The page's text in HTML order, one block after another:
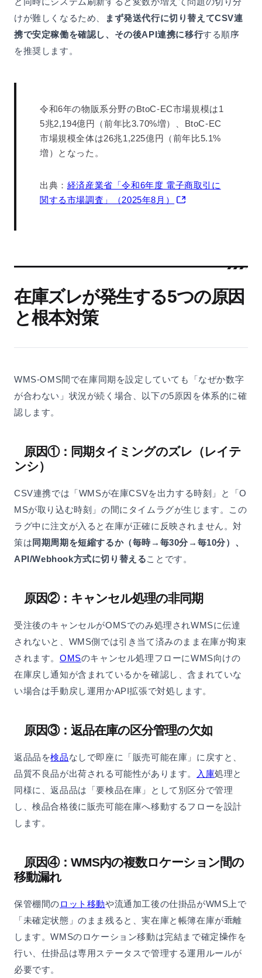
けが難しくなるため、
まず発送代行に切り替えてCSV連
携で安定稼働を確認し、その後API連携に移行する順序
を推奨します。
令和6年の物販系分野のBtoC-EC市場規模は1
5兆2,194億円（前年比3.70%増）、BtoC-EC
市場規模全体は26兆1,225億円（前年比5.1%
増）となった。
出典： 経済産業省「令和6年度 電子商取引に
関する市場調査」（2025年8月）
在庫ズレが発生する5つの原因
と根本対策
WMS-OMS間で在庫同期を設定していても「なぜか数字
が合わない」状況が続く場合、以下の5原因を体系的に確
認します。
原因①：同期タイミングのズレ（レイテ
ンシ）
CSV連携では「WMSが在庫CSVを出力する時刻」と「O
MSが取り込む時刻」の間にタイムラグが生じます。この
ラグ中に注文が入ると在庫が正確に反映されません。対
策は 同期周期を短縮するか（毎時→毎30分→毎10分）、
API/Webhook方式に切り替えることです。
原因②：キャンセル処理の非同期
受注後のキャンセルがOMSでのみ処理されWMSに伝達
されないと、WMS側では引き当て済みのまま在庫が拘束
されます。 OMSのキャンセル処理フローにWMS向けの
在庫戻し通知が含まれているかを確認し、含まれていな
い場合は手動戻し運用かAPI拡張で対処します。
原因③：返品在庫の区分管理の欠如
返品品を検品なしで即座に「販売可能在庫」に戻すと、
品質不良品が出荷される可能性があります。
入庫処理と
同様に、返品品は「要検品在庫」として別区分で管理
し、検品合格後に販売可能在庫へ移動するフローを設計
します。
原因④：WMS内の複数ロケーション間の
移動漏れ
保管棚間のロット移動や流通加工後の仕掛品がWMS上で
「未確定状態」のまま残ると、実在庫と帳簿在庫が乖離
します。WMSのロケーション移動は完結まで確定操作を
行い、仕掛品は専用ステータスで管理する運用ルールが
必要です。